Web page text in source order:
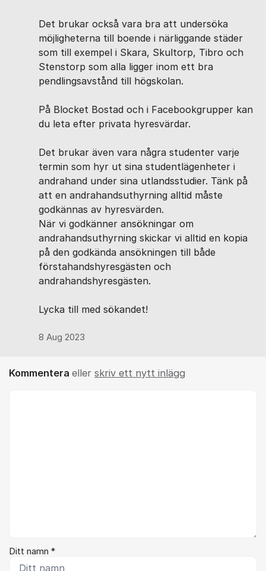
Det brukar också vara bra att undersöka
möjligheterna till boende i närliggande städer
som till exempel i Skara, Skultorp, Tibro och
Stenstorp som alla ligger inom ett bra
pendlingsavstånd till högskolan.
På Blocket Bostad och i Facebookgrupper kan
du leta efter privata hyresvärdar.
Det brukar även vara några studenter varje
termin som hyr ut sina studentlägenheter i
andrahand under sina utlandsstudier. Tänk på
att en andrahandsuthyrning alltid måste
godkännas av hyresvärden.
När vi godkänner ansökningar om
andrahandsuthyrning skickar vi alltid en kopia
på den godkända ansökningen till både
förstahandshyresgästen och
andrahandshyresgästen.
Lycka till med sökandet!
8 Aug 2023
Kommentera eller skriv ett nytt inlägg
Ditt namn *